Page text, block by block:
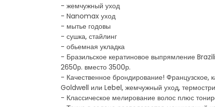
- жемчужный уход
- Nanomax уход
- мытье годовы
- сушка, стайлинг
- обьемная укладка
- Бразильское кератиновое выпрямление
2650р. вместо 3500р.
- Качественное брондирование!
Goldwell или Lebel, жемчужный уход,
- Классическое мелирование волос плюс